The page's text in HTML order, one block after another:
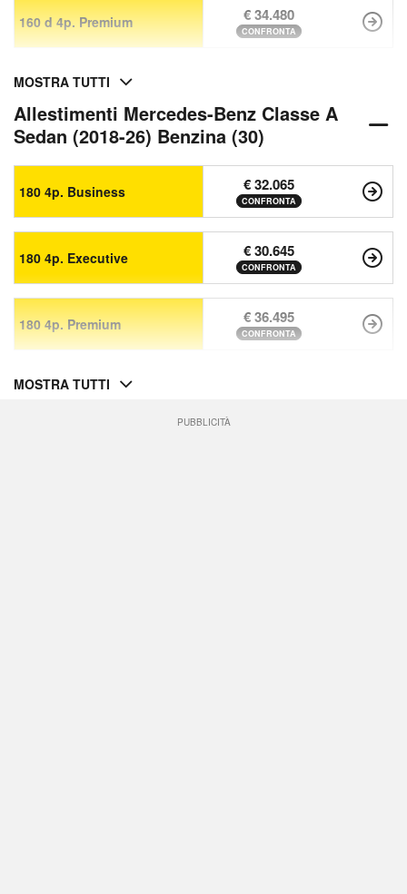
160 d 4p. Premium € 34.480
CONFRONTA
MOSTRA TUTTI
Allestimenti Mercedes-Benz Classe A
Sedan (2018-26) Benzina (30)
180 4p. Business € 32.065
CONFRONTA
180 4p. Executive € 30.645
CONFRONTA
180 4p. Premium € 36.495
CONFRONTA
MOSTRA TUTTI
PUBBLICITÀ